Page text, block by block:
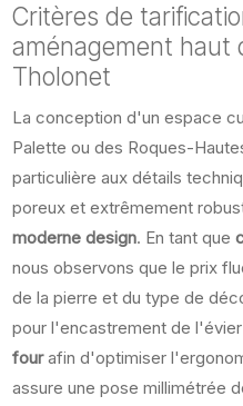
Critères de
aménagement haut
Tholonet
La conception d'un espace
Palette ou des Roques-
particulière aux détails
poreux et extrêmement
moderne design. En tant que
nous observons que le prix
de la pierre et du type de
pour l'encastrement de
fourafin d'optimiser
assure une pose millimétrée